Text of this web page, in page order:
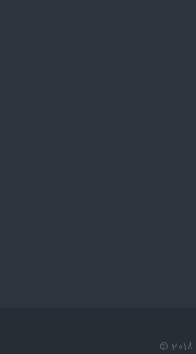
© 2018